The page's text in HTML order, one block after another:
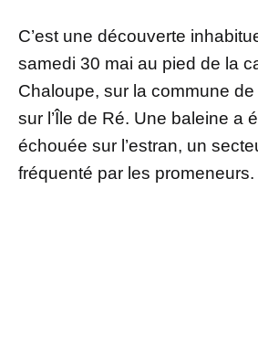
C’est une découverte
samedi 30 mai au pied de la
Chaloupe, sur la commune
sur l’Île de Ré. Une baleine a
échouée sur l’estran, un
fréquenté par les promeneurs.